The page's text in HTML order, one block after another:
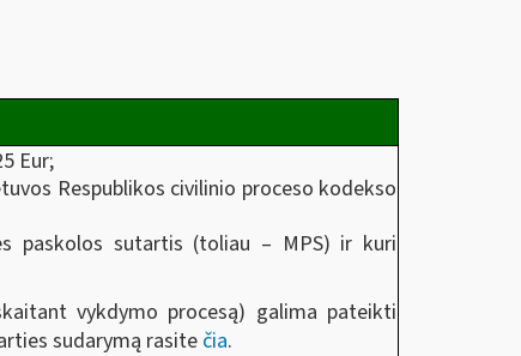
Eur;
Respublikos civilinio proceso kodekso
paskolos sutartis (toliau – MPS) ir kuri
vykdymo procesą) galima pateikti
sudarymą rasite čia.